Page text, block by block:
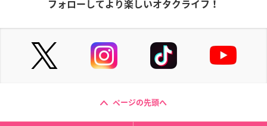
フォローしてより楽しいオタクライフ！
ページの先頭へ